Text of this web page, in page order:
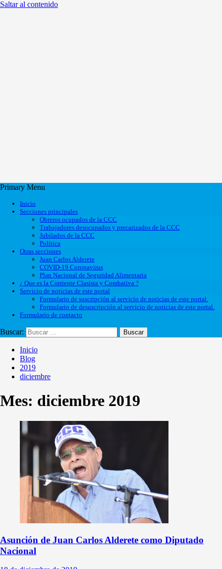
Saltar al contenido
Primary Menu
Inicio
Secciones principales
Obreros ocupados de la CCC
Trabajadores desocupados y precarizados de la CCC
Jubilados de la CCC
Política
Otras secciones
Juan Carlos Alderete
COVID-19 Coronavirus
Plan Nacional de Seguridad Alimentaria
¿ Que es la Corriente Clasista y Combativa ?
Servicio de noticias de este portal
Formulario de suscripción al servicio de noticias de este portal.
Formulario de desuscripción al servicio de noticias de este portal.
Formulario de contacto
Buscar:
Inicio
Blog
2019
diciembre
Mes: diciembre 2019
Asunción de Juan Carlos Alderete como Diputado
Nacional